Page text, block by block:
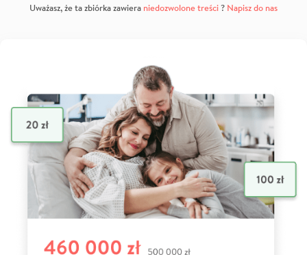
Uważasz, że ta zbiórka zawiera niedozwolone treści? Napisz do nas